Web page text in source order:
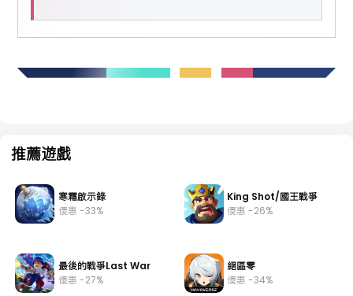
推薦遊戲
寒霜啟示錄
優惠 -33%
King Shot/國王戰爭
優惠 -26%
最後的戰爭Last War
優惠 -27%
絕區零
優惠 -34%